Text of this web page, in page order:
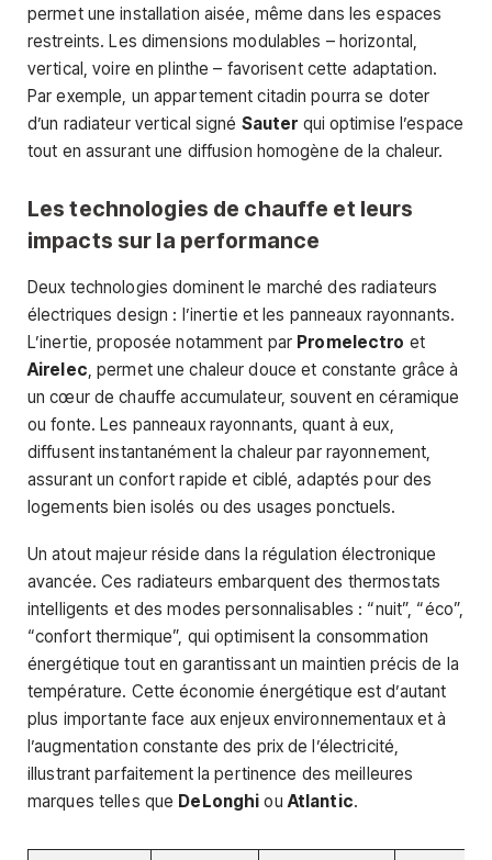
permet une installation aisée, même dans les espaces
restreints. Les dimensions modulables – horizontal,
vertical, voire en plinthe – favorisent cette adaptation.
Par exemple, un appartement citadin pourra se doter
d’un radiateur vertical signé Sauter qui optimise l’espace
tout en assurant une diffusion homogène de la chaleur.
Les technologies de chauffe et leurs
impacts sur la performance
Deux technologies dominent le marché des radiateurs
électriques design : l’inertie et les panneaux rayonnants.
L’inertie, proposée notamment par Promelectro et
Airelec , permet une chaleur douce et constante grâce à
un cœur de chauffe accumulateur, souvent en céramique
ou fonte. Les panneaux rayonnants, quant à eux,
diffusent instantanément la chaleur par rayonnement,
assurant un confort rapide et ciblé, adaptés pour des
logements bien isolés ou des usages ponctuels.
Un atout majeur réside dans la régulation électronique
avancée. Ces radiateurs embarquent des thermostats
intelligents et des modes personnalisables : “nuit”, “éco”,
“confort thermique”, qui optimisent la consommation
énergétique tout en garantissant un maintien précis de la
température. Cette économie énergétique est d’autant
plus importante face aux enjeux environnementaux et à
l’augmentation constante des prix de l’électricité,
illustrant parfaitement la pertinence des meilleures
marques telles que DeLonghi ouAtlantic.